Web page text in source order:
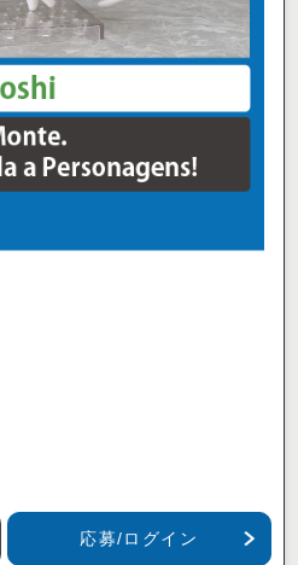
応募/ログイン